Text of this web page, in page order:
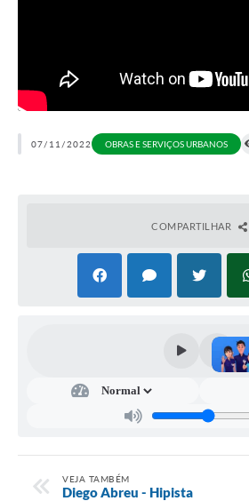
07/11/2022 OBRAS E SERVIÇOS URBANOS
COMPARTILHAR
VEJA TAMBÉM
Diego Abreu - Hipista